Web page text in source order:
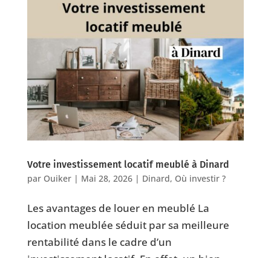
Votre investissement locatif meublé à Dinard
par Ouiker| Mai 28, 2026| Dinard, Où investir ?
Les avantages de louer en meublé La
location meublée séduit par sa meilleure
rentabilité dans le cadre d’un